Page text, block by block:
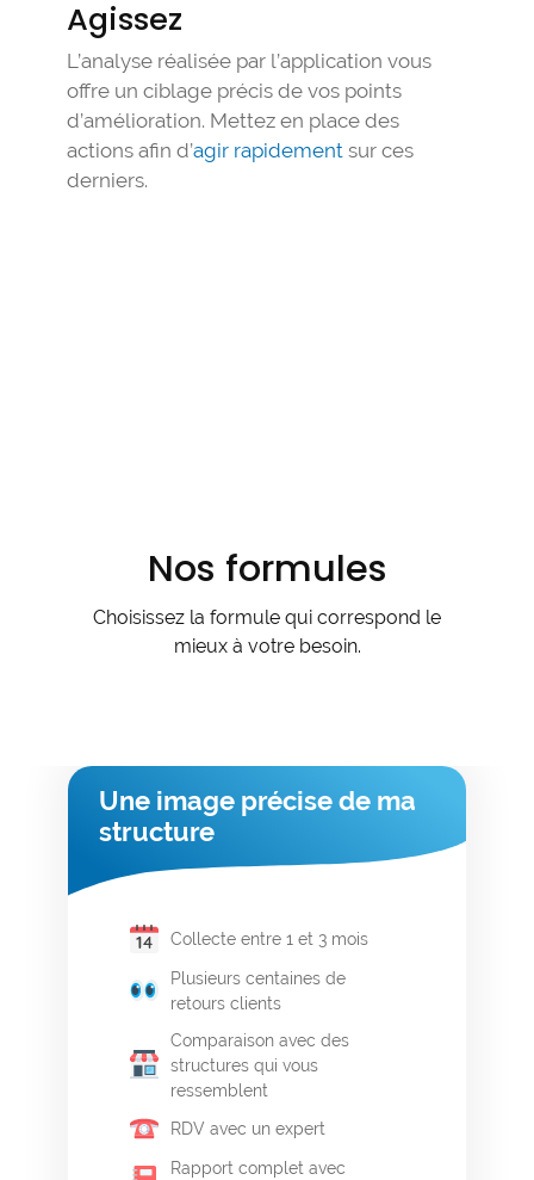
Agissez
L’analyse réalisée par l’application vous
offre un ciblage précis de vos points
d’amélioration. Mettez en place des
actions afin d’agir rapidementsur ces
derniers.
Nos formules
Choisissez la formule qui correspond le
mieux à votre besoin.
Une image précise de ma
structure
Collecte entre 1 et 3 mois
Plusieurs centaines de
retours clients
Comparaison avec des
structures qui vous
ressemblent
RDV avec un expert
Rapport complet avec